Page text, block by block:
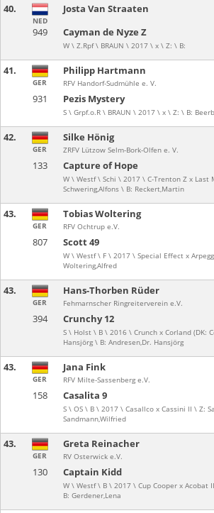
40.
949
Cayman de Nyze Z
W \ Z.Rpf \ BRAUN \ 2017 \ x \ Z: \ B:
NED
Josta Van Straaten
41.
931 Pezis Mystery
S \ Grpf.o.R \ BRAUN \ 2017 \ x \ Z: \ B:
GER
Philipp Hartmann
RFV Handorf-Sudmühle e. V.
42.
133 Capture of Hope
W \ Westf \ Schi \ 2017 \ C-Trenton Z x Last
Schwering,Alfons \ B: Reckert,Martin
GER
Silke Hönig
ZRFV Lützow Selm-Bork-Olfen e. V.
43.
807 Scott 49
W \ Westf \ F \ 2017 \ Special Effect x
Woltering,Alfred
GER
Tobias Woltering
RFV Ochtrup e.V.
43.
394 Crunchy 12
S \ Holst \ B \ 2016 \ Crunch x Corland (DK:
Hansjörg \ B: Andresen,Dr. Hansjörg
GER
Hans-Thorben Rüder
Fehmarnscher Ringreiterverein e.V.
43.
158 Casalita 9
S \ OS \ B \ 2017 \ Casallco x Cassini II \ Z:
Sandmann,Wilfried
GER
Jana Fink
RFV Milte-Sassenberg e.V.
43.
130 Captain Kidd
W \ Westf \ B \ 2017 \ Cup Cooper x Acobat
B: Gerdener,Lena
GER
Greta Reinacher
RV Osterwick e.V.